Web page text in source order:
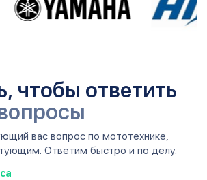
чтобы ответить
вас вопрос по мототехнике,
Ответим быстро и по делу.